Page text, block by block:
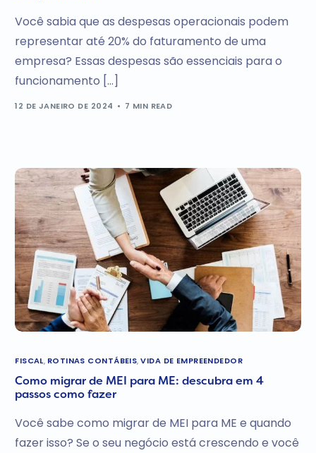
Você sabia que as despesas operacionais podem
representar até 20% do faturamento de uma
empresa? Essas despesas são essenciais para o
funcionamento […]
12 DE JANEIRO DE 2024 7 MIN READ
FISCAL, ROTINAS CONTÁBEIS,VIDA DE EMPREENDEDOR
Como migrar de MEI para ME: descubra em 4
passos como fazer
Você sabe como migrar de MEI para ME e quando
fazer isso? Se o seu negócio está crescendo e você